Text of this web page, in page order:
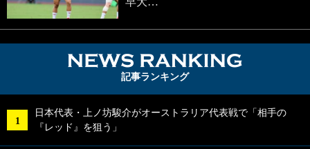
記事ランキング
日本代表・上ノ坊駿介がオーストラリア代表戦で「相手の
『レッド』を狙う」